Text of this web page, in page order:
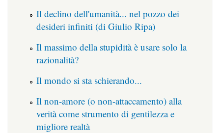
Il declino dell'umanità... nel pozzo dei
desideri infiniti (di Giulio Ripa)
Il massimo della stupidità è usare solo la
razionalità?
Il mondo si sta schierando...
Il non-amore (o non-attaccamento) alla
verità come strumento di gentilezza e
migliore realtà